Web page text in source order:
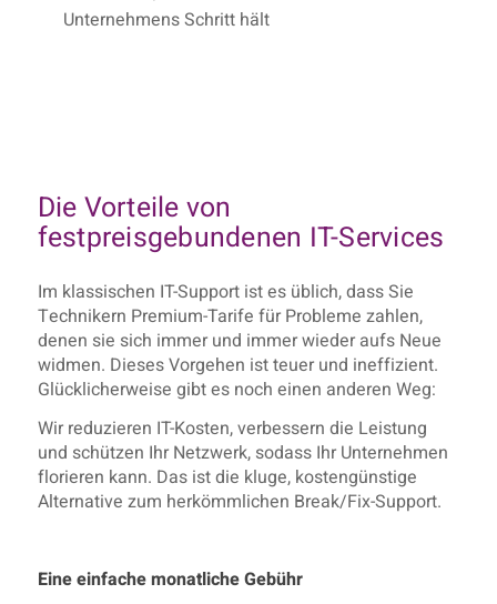
Unternehmens Schritt hält
Die Vorteile von
festpreisgebundenen IT-Services
Im klassischen IT-Support ist es üblich, dass Sie
Technikern Premium-Tarife für Probleme zahlen,
denen sie sich immer und immer wieder aufs Neue
widmen. Dieses Vorgehen ist teuer und ineffizient.
Glücklicherweise gibt es noch einen anderen Weg:
Wir reduzieren IT-Kosten, verbessern die Leistung
und schützen Ihr Netzwerk, sodass Ihr Unternehmen
florieren kann. Das ist die kluge, kostengünstige
Alternative zum herkömmlichen Break/Fix-Support.
Eine einfache monatliche Gebühr